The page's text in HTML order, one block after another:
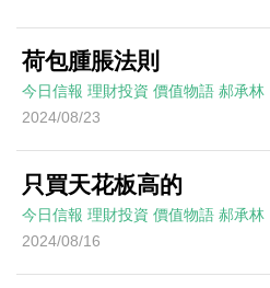
荷包腫脹法則
今日信報 理財投資 價值物語 郝承林
2024/08/23
只買天花板高的
今日信報 理財投資 價值物語 郝承林
2024/08/16